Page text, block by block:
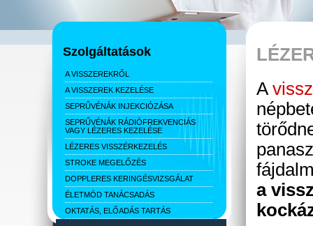
Szolgáltatások
A VISSZEREKRŐL
A VISSZEREK KEZELÉSE
SEPRŰVÉNÁK INJEKCIÓZÁSA
SEPRŰVÉNÁK RÁDIÓFREKVENCIÁS
VAGY LÉZERES KEZELÉSE
LÉZERES VISSZÉRKEZELÉS
STROKE MEGELŐZÉS
DOPPLERES KERINGÉSVIZSGÁLAT
ÉLETMÓD TANÁCSADÁS
OKTATÁS, ELŐADÁS TARTÁS
A
a